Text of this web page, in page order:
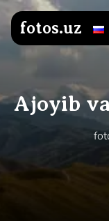
Skip
to
the
content
Ajoyib
fotos.uz